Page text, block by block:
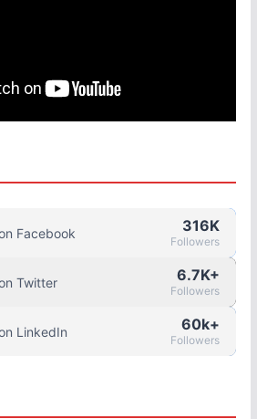
Facebook 316K
Followers
Twitter 6.7K+
Followers
LinkedIn 60k+
Followers